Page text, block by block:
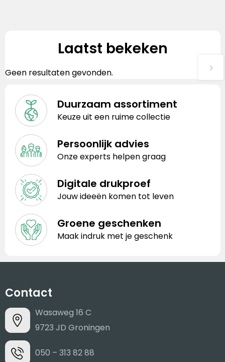
Laatst bekeken
Geen resultaten gevonden.
Duurzaam assortiment
Keuze uit een ruime collectie
Persoonlijk advies
Onze experts helpen graag
Digitale drukproef
Jouw ideeën komen tot leven
Groene geschenken
Maak indruk met je geschenk
Contact
Wasaweg 16 C
9723 JD Groningen
050 – 313 82 88